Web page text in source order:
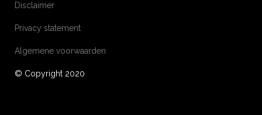
Disclaimer
Privacy statement
Algemene voorwaarden
© Copyright 2020